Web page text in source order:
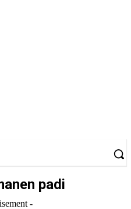
padi
-